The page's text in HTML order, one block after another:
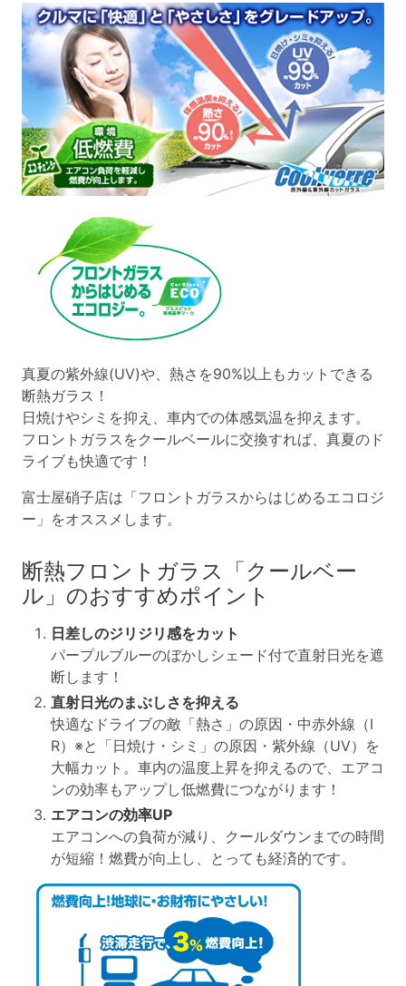
真夏の紫外線(UV)や、熱さを90%以上もカットできる
断熱ガラス！
日焼けやシミを抑え、車内での体感気温を抑えます。
フロントガラスをクールベールに交換すれば、真夏のド
ライブも快適です！
富士屋硝子店は「フロントガラスからはじめるエコロジ
ー」をオススメします。
断熱フロントガラス「クールベー
ル」のおすすめポイント
日差しのジリジリ感をカット
パープルブルーのぼかしシェード付で直射日光を遮
断します！
直射日光のまぶしさを抑える
快適なドライブの敵「熱さ」の原因・中赤外線（I
R） ※と「日焼け・シミ」の原因・紫外線（UV）を
大幅カット。車内の温度上昇を抑えるので、エアコ
ンの効率もアップし低燃費につながります！
エアコンの効率UP
エアコンへの負荷が減り、クールダウンまでの時間
が短縮！燃費が向上し、とっても経済的です。